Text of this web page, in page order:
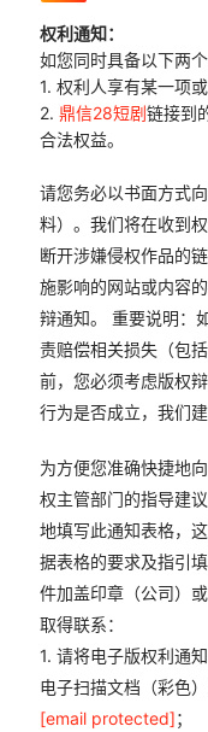
权利通知：
如您同时具备以下两个
1. 权利人享有某一项或
2. 鼎信28短剧链接到
合法权益。
请您务必以书面方式
料）。我们将在收到
断开涉嫌侵权作品的
施影响的网站或内容
辩通知。 重要说明：
责赔偿相关损失（包
前，您必须考虑版权
行为是否成立，我们
为方便您准确快捷地
权主管部门的指导建
地填写此通知表格，
据表格的要求及指引
件加盖印章（公司）
取得联系：
1. 请将电子版权利通
电子扫描文档（彩色
[email protected]；